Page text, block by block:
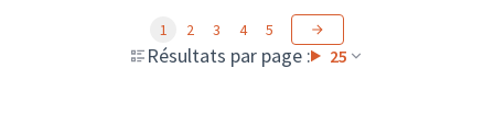
Résultats par page : 25
1 2 3 4 5